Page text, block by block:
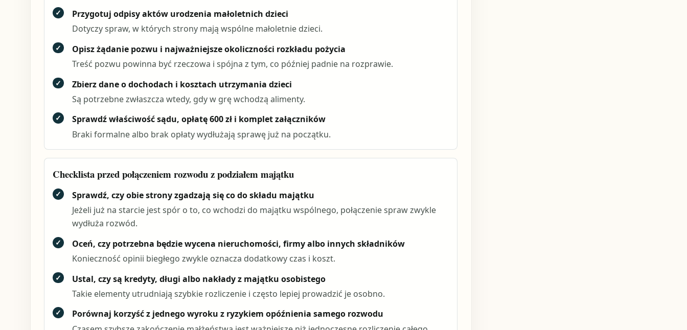
✓
Przygotuj odpisy aktów urodzenia małoletnich dzieci
Dotyczy spraw, w których strony mają wspólne małoletnie dzieci.
✓
Opisz żądanie pozwu i najważniejsze okoliczności rozkładu pożycia
Treść pozwu powinna być rzeczowa i spójna z tym, co później padnie na rozprawie.
✓
Zbierz dane o dochodach i kosztach utrzymania dzieci
Są potrzebne zwłaszcza wtedy, gdy w grę wchodzą alimenty.
✓
Sprawdź właściwość sądu, opłatę 600 zł i komplet załączników
Braki formalne albo brak opłaty wydłużają sprawę już na początku.
Checklista przed połączeniem rozwodu z podziałem majątku
✓
Sprawdź, czy obie strony zgadzają się co do składu majątku
Jeżeli już na starcie jest spór o to, co wchodzi do majątku wspólnego, połączenie spraw zwykle
wydłuża rozwód.
✓
Oceń, czy potrzebna będzie wycena nieruchomości, firmy albo innych składników
Konieczność opinii biegłego zwykle oznacza dodatkowy czas i koszt.
✓
Ustal, czy są kredyty, długi albo nakłady z majątku osobistego
Takie elementy utrudniają szybkie rozliczenie i często lepiej prowadzić je osobno.
✓
Porównaj korzyść z jednego wyroku z ryzykiem opóźnienia samego rozwodu